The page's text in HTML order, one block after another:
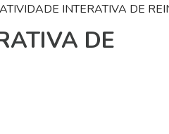
INTERATIVA DE
DE